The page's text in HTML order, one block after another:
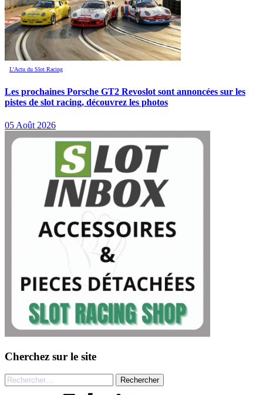
L’Actu du Slot Racing
Les prochaines Porsche GT2 Revoslot sont annoncées sur les
pistes de slot racing, découvrez les photos
05 Août 2026
Cherchez sur le site
Rechercher :